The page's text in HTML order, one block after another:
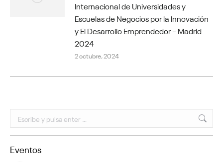
Internacional de Universidades y
Escuelas de Negocios por la Innovación
y El Desarrollo Emprendedor – Madrid
2024
2 octubre, 2024
Buscar:
Eventos